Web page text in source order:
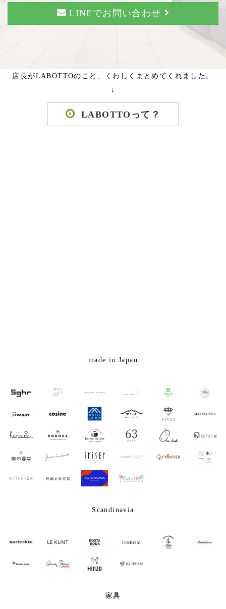
LINEでお問い合わせ
店長がLABOTTOのこと、くわしくまとめてくれました。
↓
LABOTTOって？
made in Japan
Scandinavia
家具